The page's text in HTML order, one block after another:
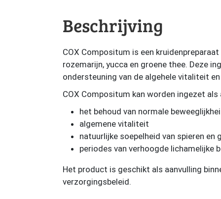
Beschrijving
COX Compositum is een
rozemarijn, yucca en groene thee. Deze
ondersteuning van de algehele vitaliteit
COX Compositum kan worden ingezet
het behoud van normale
algemene vitaliteit
natuurlijke soepelheid van spieren en
periodes van verhoogde lichamelijke
Het product is geschikt als aanvulling
verzorgingsbeleid.